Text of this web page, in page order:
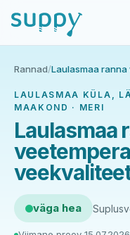
Rannad/Laulasmaa
LAULASMAA KÜLA,
MAAKOND · MERI
Laulasmaa
väga hea